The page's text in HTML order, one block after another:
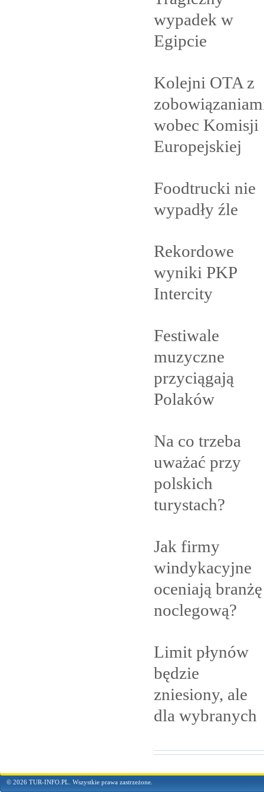
wypadek w
Egipcie
Kolejni OTA z
wobec Komisji
Europejskiej
Foodtrucki nie
wypadły źle
Rekordowe
wyniki PKP
Intercity
Festiwale
muzyczne
przyciągają
Polaków
Na co trzeba
uważać przy
polskich
turystach?
Jak firmy
windykacyjne
oceniają branżę
noclegową?
Limit płynów
będzie
zniesiony, ale
dla wybranych
© 2026 TUR-INFO.PL. Wszystkie prawa zastrzeżone.